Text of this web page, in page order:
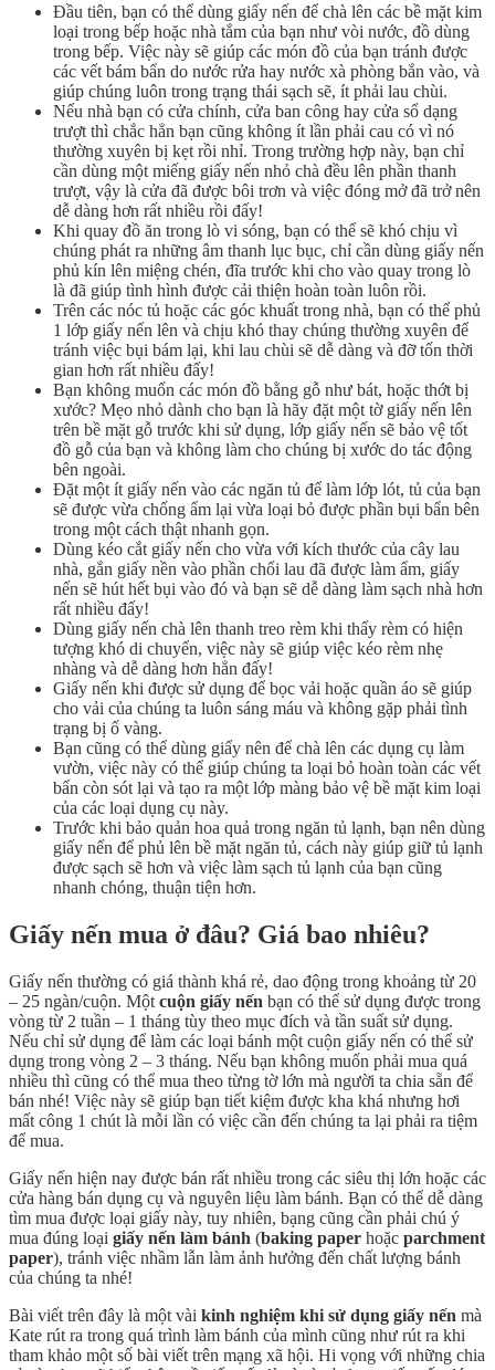
Đầu tiên, bạn có thể dùng giấy nến để chà lên các bề mặt kim
loại trong bếp hoặc nhà tắm của bạn như vòi nước, đồ dùng
trong bếp. Việc này sẽ giúp các món đồ của bạn tránh được
các vết bám bẩn do nước rửa hay nước xà phòng bắn vào, và
giúp chúng luôn trong trạng thái sạch sẽ, ít phải lau chùi.
Nếu nhà bạn có cửa chính, cửa ban công hay cửa sổ dạng
trượt thì chắc hẳn bạn cũng không ít lần phải cau có vì nó
thường xuyên bị kẹt rồi nhỉ. Trong trường hợp này, bạn chỉ
cần dùng một miếng giấy nến nhỏ chà đều lên phần thanh
trượt, vậy là cửa đã được bôi trơn và việc đóng mở đã trở nên
dễ dàng hơn rất nhiều rồi đấy!
Khi quay đồ ăn trong lò vi sóng, bạn có thể sẽ khó chịu vì
chúng phát ra những âm thanh lục bục, chỉ cần dùng giấy nến
phủ kín lên miệng chén, đĩa trước khi cho vào quay trong lò
là đã giúp tình hình được cải thiện hoàn toàn luôn rồi.
Trên các nóc tủ hoặc các góc khuất trong nhà, bạn có thể phủ
1 lớp giấy nến lên và chịu khó thay chúng thường xuyên để
tránh việc bụi bám lại, khi lau chùi sẽ dễ dàng và đỡ tốn thời
gian hơn rất nhiều đấy!
Bạn không muốn các món đồ bằng gỗ như bát, hoặc thớt bị
xước? Mẹo nhỏ dành cho bạn là hãy đặt một tờ giấy nến lên
trên bề mặt gỗ trước khi sử dụng, lớp giấy nến sẽ bảo vệ tốt
đồ gỗ của bạn và không làm cho chúng bị xước do tác động
bên ngoài.
Đặt một ít giấy nến vào các ngăn tủ để làm lớp lót, tủ của bạn
sẽ được vừa chống ẩm lại vừa loại bỏ được phần bụi bẩn bên
trong một cách thật nhanh gọn.
Dùng kéo cắt giấy nến cho vừa với kích thước của cây lau
nhà, gắn giấy nền vào phần chổi lau đã được làm ẩm, giấy
nến sẽ hút hết bụi vào đó và bạn sẽ dễ dàng làm sạch nhà hơn
rất nhiều đấy!
Dùng giấy nến chà lên thanh treo rèm khi thấy rèm có hiện
tượng khó di chuyển, việc này sẽ giúp việc kéo rèm nhẹ
nhàng và dễ dàng hơn hẳn đấy!
Giấy nến khi được sử dụng để bọc vải hoặc quần áo sẽ giúp
cho vải của chúng ta luôn sáng máu và không gặp phải tình
trạng bị ố vàng.
Bạn cũng có thể dùng giấy nên để chà lên các dụng cụ làm
vườn, việc này có thể giúp chúng ta loại bỏ hoàn toàn các vết
bẩn còn sót lại và tạo ra một lớp màng bảo vệ bề mặt kim loại
của các loại dụng cụ này.
Trước khi bảo quản hoa quả trong ngăn tủ lạnh, bạn nên dùng
giấy nến để phủ lên bề mặt ngăn tủ, cách này giúp giữ tủ lạnh
được sạch sẽ hơn và việc làm sạch tủ lạnh của bạn cũng
nhanh chóng, thuận tiện hơn.
Giấy nến mua ở đâu? Giá bao nhiêu?
Giấy nến thường có giá thành khá rẻ, dao động trong khoảng từ 20
– 25 ngàn/cuộn. Một cuộn giấy nến bạn có thể sử dụng được trong
vòng từ 2 tuần – 1 tháng tùy theo mục đích và tần suất sử dụng.
Nếu chỉ sử dụng để làm các loại bánh một cuộn giấy nến có thể sử
dụng trong vòng 2 – 3 tháng. Nếu bạn không muốn phải mua quá
nhiều thì cũng có thể mua theo từng tờ lớn mà người ta chia sẵn để
bán nhé! Việc này sẽ giúp bạn tiết kiệm được kha khá nhưng hơi
mất công 1 chút là mỗi lần có việc cần đến chúng ta lại phải ra tiệm
để mua.
Giấy nến hiện nay được bán rất nhiều trong các siêu thị lớn hoặc các
cửa hàng bán dụng cụ và nguyên liệu làm bánh. Bạn có thể dễ dàng
tìm mua được loại giấy này, tuy nhiên, bạng cũng cần phải chú ý
mua đúng loại giấy nến làm bánh (baking paper hoặc parchment
paper), tránh việc nhầm lẫn làm ảnh hưởng đến chất lượng bánh
của chúng ta nhé!
Bài viết trên đây là một vài kinh nghiệm khi sử dụng giấy nến mà
Kate rút ra trong quá trình làm bánh của mình cũng như rút ra khi
tham khảo một số bài viết trên mạng xã hội. Hi vọng với những chia